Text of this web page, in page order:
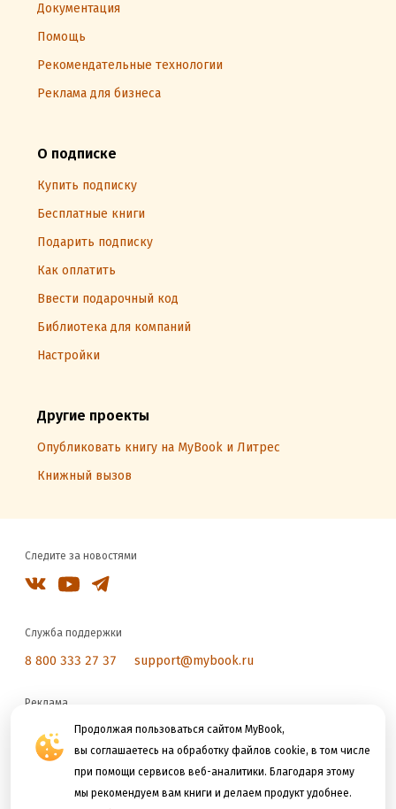
Продолжая пользоваться сайтом MyBook,
вы соглашаетесь на обработку файлов cookie, в том числе
при помощи сервисов веб-аналитики. Благодаря этому
мы рекомендуем вам книги и делаем продукт удобнее.
Документация
Помощь
Рекомендательные технологии
Реклама для бизнеса
О подписке
Купить подписку
Бесплатные книги
Подарить подписку
Как оплатить
Ввести подарочный код
Библиотека для компаний
Настройки
Другие проекты
Опубликовать книгу на MyBook и Литрес
Книжный вызов
Следите за новостями
Служба поддержки
8 800 333 27 37 support@mybook.ru
Реклама
reklama@litres.ru
Мы принимаем к оплате